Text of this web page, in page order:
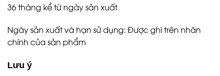
36 tháng kể từ ngày sản xuất
Ngày sản xuất và hạn sử dụng: Được ghi trên nhãn
chính của sản phẩm
Lưu ý